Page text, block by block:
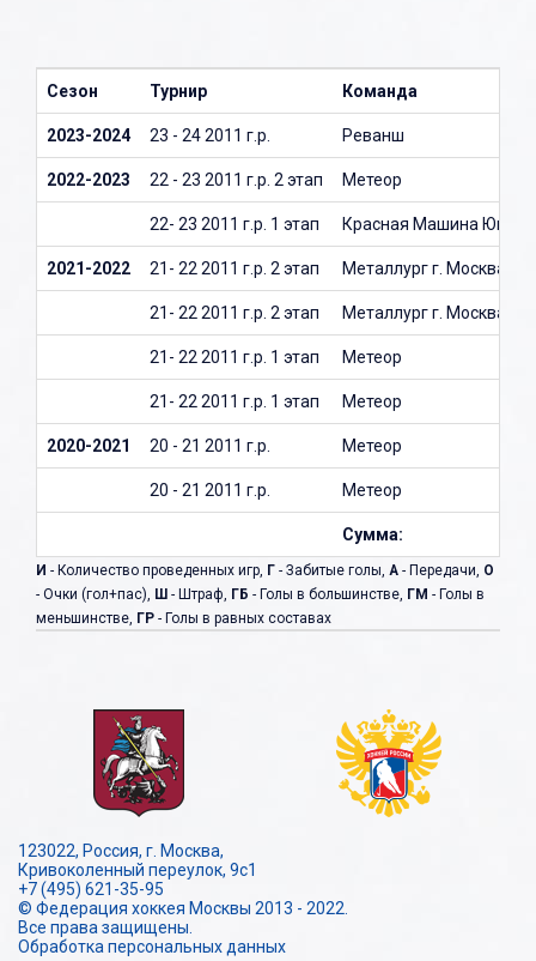
Сезон Турнир Команда
2023-2024 23 - 24 2011 г.р. Реванш
2022-2023 22 - 23 2011 г.р. 2 этап Метеор
22- 23 2011 г.р. 1 этап Красная Машина Юниор
2021-2022 21- 22 2011 г.р. 2 этап Металлург г. Москва
21- 22 2011 г.р. 2 этап Металлург г. Москва
21- 22 2011 г.р. 1 этап Метеор
21- 22 2011 г.р. 1 этап Метеор
2020-2021 20 - 21 2011 г.р. Метеор
20 - 21 2011 г.р. Метеор
Сумма:
И - Количество проведенных игр, Г - Забитые голы, А - Передачи, О
- Очки (гол+пас), Ш - Штраф, ГБ - Голы в большинстве, ГМ - Голы в
меньшинстве, ГР - Голы в равных составах
123022, Россия, г. Москва,
Кривоколенный переулок, 9с1
+7 (495) 621-35-95
© Федерация хоккея Москвы 2013 - 2022.
Все права защищены.
Обработка персональных данных